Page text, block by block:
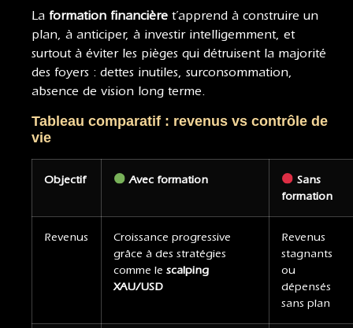
La formation financière t’apprend à construire un
plan, à anticiper, à investir intelligemment, et
surtout à éviter les pièges qui détruisent la majorité
des foyers : dettes inutiles, surconsommation,
absence de vision long terme.
Tableau comparatif : revenus vs contrôle de
vie
Objectif Avec formation
Sans
formation
Revenus
Croissance progressive
grâce à des stratégies
comme le scalping
XAU/USD
Revenus
stagnants
ou
dépensés
sans plan